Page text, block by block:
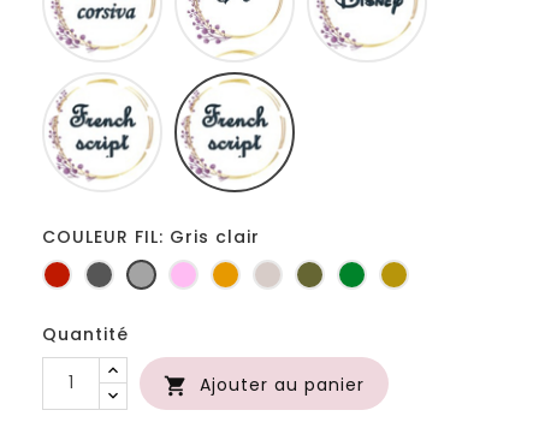
French
script
COULEUR FIL: Gris clair
RougeGris
foncé
Gris
clair
RoseJaune
d'or
FicelleKaki Vert
bouteille
Or
Quantité
 Ajouter au panier